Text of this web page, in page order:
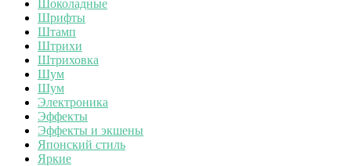
Шоколадные
Шрифты
Штамп
Штрихи
Штриховка
Шум
Шум
Электроника
Эффекты
Эффекты и экшены
Японский стиль
Яркие